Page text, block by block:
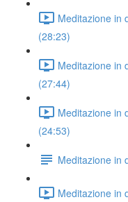
Meditazione in
(28:23)
Meditazione in
(27:44)
Meditazione in
(24:53)
Meditazione in
Meditazione in